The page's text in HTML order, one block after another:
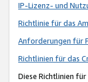
IP-Lizenz- und
Richtlinie für das
Anforderungen für
Richtlinien für das
Diese Richtlinien